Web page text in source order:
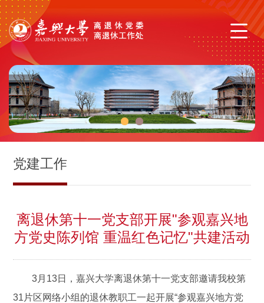
党建工作
离退休第十一党支部开展"参观嘉兴地
方党史陈列馆 重温红色记忆"共建活动
3月13日，嘉兴大学离退休第十一党支部邀请我校第
31片区网络小组的退休教职工一起开展“参观嘉兴地方党